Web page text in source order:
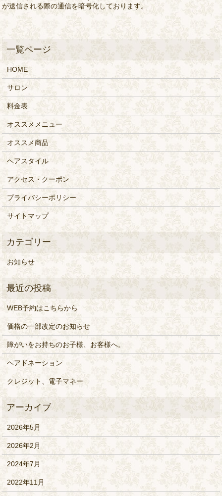
が送信される際の通信を暗号化しております。
HOME
サロン
料金表
オススメメニュー
オススメ商品
ヘアスタイル
アクセス・クーポン
プライバシーポリシー
サイトマップ
お知らせ
WEB予約はこちらから
価格の一部改定のお知らせ
障がいをお持ちのお子様、お客様へ。
ヘアドネーション
クレジット、電子マネー
2026年5月
2026年2月
2024年7月
2022年11月